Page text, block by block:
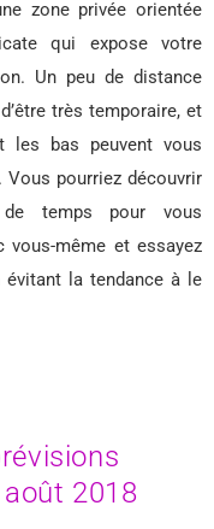
zone privée orientée
qui expose votre
Un peu de distance
très temporaire, et
les bas peuvent vous
Vous pourriez découvrir
temps pour vous
vous-même et essayez
la tendance à le
2018